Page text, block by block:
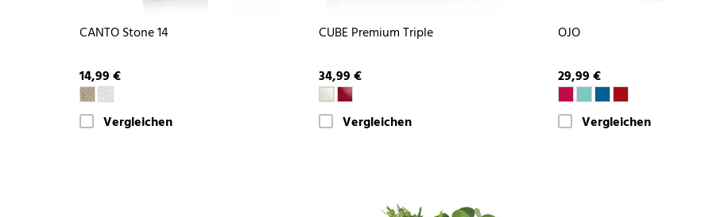
CANTO Stone 14
14,99 €
Vergleichen
CUBE Premium Triple
34,99 €
Vergleichen
OJO
29,99 €
Vergleichen